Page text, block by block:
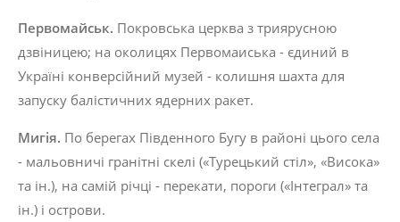
Первомайськ. Покровська церква з триярусною
дзвіницею; на околицях Первомаиська - єдиний в
Україні конверсійний музей - колишня шахта для
запуску балістичних ядерних ракет.
Мигія. По берегах Південного Бугу в районі цього села
- мальовничі гранітні скелі («Турецький стіл», «Висока»
та ін.), на самій річці - перекати, пороги («Інтеграл» та
ін.) і острови.